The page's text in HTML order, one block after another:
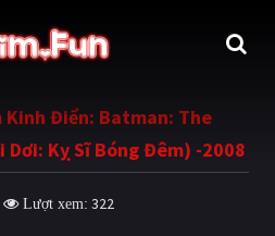
Hành động
Kinh Điển: Batman: The
Kỵ Sĩ Bóng Đêm) -2008
Lượt xem: 322